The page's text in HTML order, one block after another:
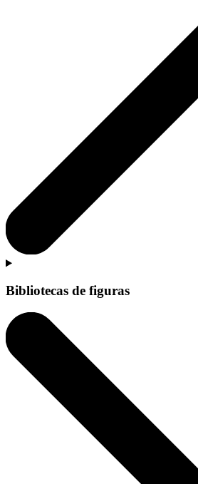
Bibliotecas de figuras